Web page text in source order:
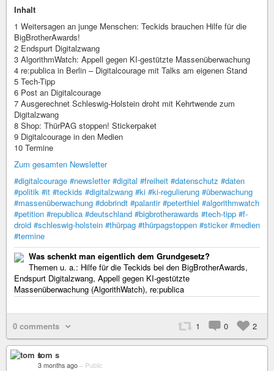
Inhalt
1 Weitersagen an junge Menschen: Teckids brauchen Hilfe für die
BigBrotherAwards!
2 Endspurt Digitalzwang
3 AlgorithmWatch: Appell gegen KI-gestützte Massenüberwachung
4 re:publica in Berlin – Digitalcourage mit Talks am eigenen Stand
5 Tech-Tipp
6 Post an Digitalcourage
7 Ausgerechnet Schleswig-Holstein droht mit Kehrtwende zum
Digitalzwang
8 Shop: ThürPAG stoppen! Stickerpaket
9 Digitalcourage in den Medien
10 Termine
Zum gesamten Newsletter
#digitalcourage #newsletter #digital #freiheit #datenschutz #daten
#politik #it #teckids #digitalzwang #ki #ki-regulierung #überwachung
#massenüberwachung #dobrindt #palantir #peterthiel #algorithmwatch
#petition #republica #deutschland #bigbrotherawards #tech-tipp #f-
droid #schleswig-holstein #thürpag #thürpagstoppen #sticker #medien
#termine
Was schenkt man eigentlich dem Grundgesetz?
Themen u. a.: Hilfe für die Teckids bei den BigBrotherAwards,
Endspurt Digitalzwang, Appell gegen KI-gestützte
Massenüberwachung (AlgorithWatch), re:publica
0 comments 1 0 2
tom s
3 months ago – Public